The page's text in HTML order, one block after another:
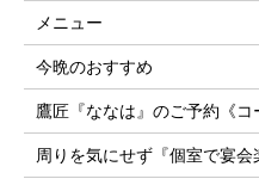
メニュー
今晩のおすすめ
鷹匠『ななは』のご予約《コ
周りを気にせず『個室で宴会